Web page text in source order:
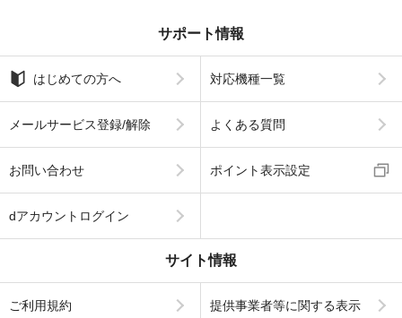
サポート情報
はじめての方へ 対応機種一覧
メールサービス登録/解除 よくある質問
お問い合わせ ポイント表示設定
dアカウントログイン
サイト情報
ご利用規約 提供事業者等に関する表示